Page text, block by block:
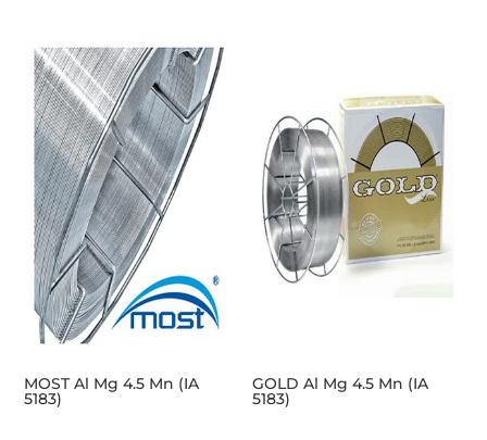
MOST Al Mg 4.5 Mn (IA
5183)
GOLD Al Mg 4.5 Mn (IA
5183)